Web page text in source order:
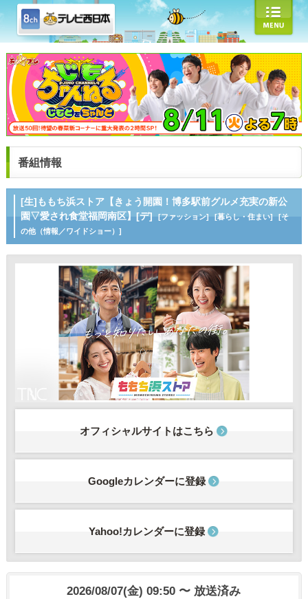
番組情報
[生]ももち浜ストア【きょう開園！博多駅前グルメ充実の新公
園▽愛され食堂福岡南区】[デ]
[ファッション] [暮らし・住まい]
[そ
の他（情報／ワイドショー）]
オフィシャルサイトはこちら
Googleカレンダーに登録
Yahoo!カレンダーに登録
2026/08/07(金) 09:50 〜 放送済み